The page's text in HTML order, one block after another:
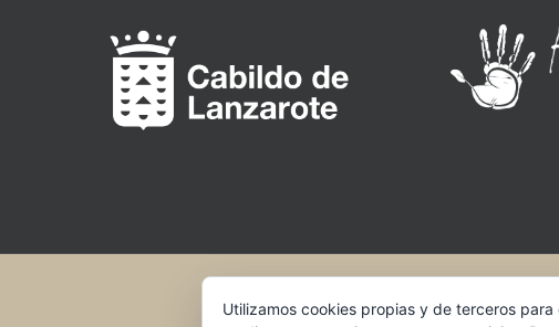
Utilizamos cookies propias y de terceros